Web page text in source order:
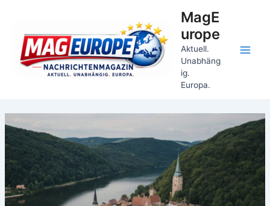
springen
MagE
urope
Aktuell.
Unabhäng
ig.
Europa.